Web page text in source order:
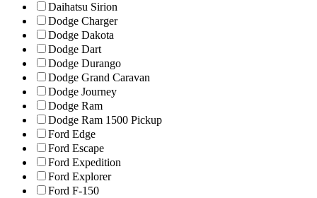
Daihatsu Sirion
Dodge Charger
Dodge Dakota
Dodge Dart
Dodge Durango
Dodge Grand Caravan
Dodge Journey
Dodge Ram
Dodge Ram 1500 Pickup
Ford Edge
Ford Escape
Ford Expedition
Ford Explorer
Ford F-150